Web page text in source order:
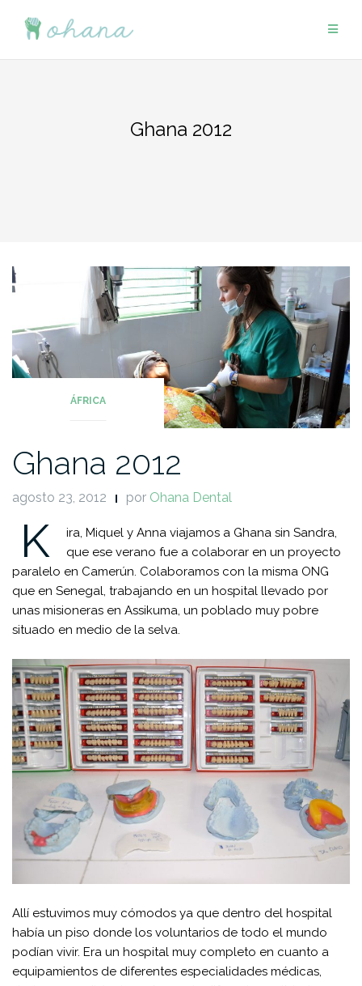
Ghana 2012
ÁFRICA
Ghana 2012
agosto 23, 2012 por Ohana Dental
K ira, Miquel y Anna viajamos a Ghana sin Sandra,
que ese verano fue a colaborar en un proyecto
paralelo en Camerún. Colaboramos con la misma ONG
que en Senegal, trabajando en un hospital llevado por
unas misioneras en Assikuma, un poblado muy pobre
situado en medio de la selva.
Allí estuvimos muy cómodos ya que dentro del hospital
había un piso donde los voluntarios de todo el mundo
podían vivir. Era un hospital muy completo en cuanto a
equipamientos de diferentes especialidades médicas,